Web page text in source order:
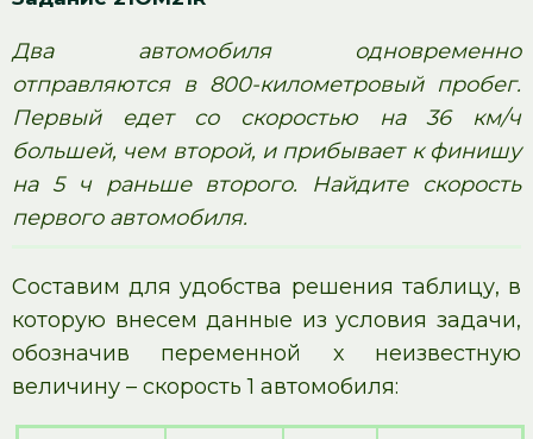
Два автомобиля одновременно
отправляются в 800-километровый пробег.
Первый едет со скоростью на 36 км/ч
большей, чем второй, и прибывает к финишу
на 5 ч раньше второго. Найдите скорость
первого автомобиля.
Составим для удобства решения таблицу, в
которую внесем данные из условия задачи,
обозначив переменной х неизвестную
величину – скорость 1 автомобиля: